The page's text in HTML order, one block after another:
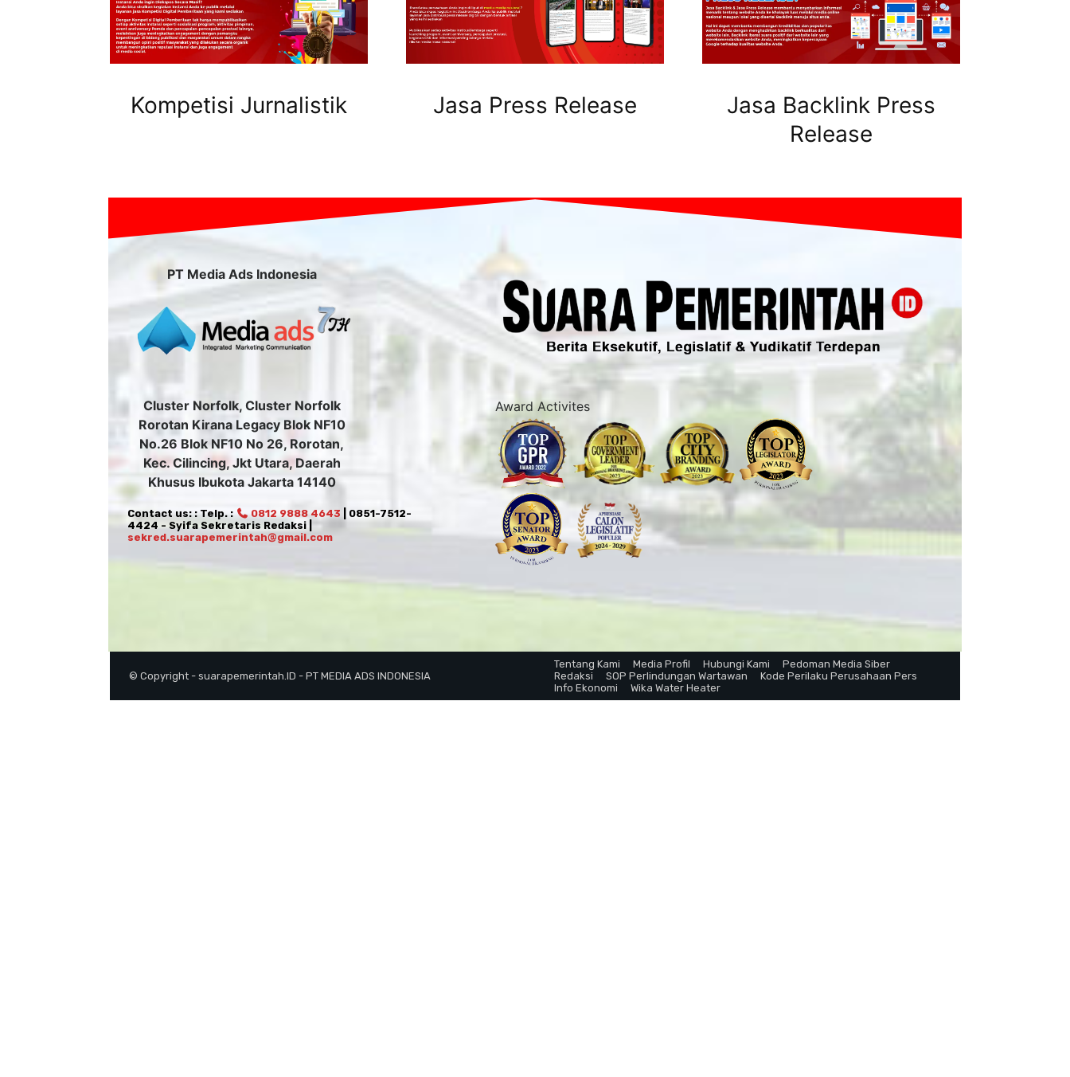
Kompetisi Jurnalistik Jasa Press Release
Jasa Backlink Press
Release
PT Media Ads Indonesia
Cluster Norfolk, Cluster Norfolk
Rorotan Kirana Legacy Blok NF10
No.26 Blok NF10 No 26, Rorotan,
Kec. Cilincing, Jkt Utara, Daerah
Khusus Ibukota Jakarta 14140
Contact us: : Telp. : 0812 9888 4643 | 0851-7512-
4424 - Syifa Sekretaris Redaksi |
sekred.suarapemerintah@gmail.com
Award Activites
© Copyright - suarapemerintah.ID - PT MEDIA ADS INDONESIA
Tentang Kami Media Profil Hubungi Kami
Pedoman Media Siber
Redaksi
SOP Perlindungan Wartawan
Kode Perilaku Perusahaan Pers
Info Ekonomi
Wika Water Heater